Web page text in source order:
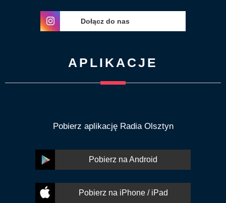
Dołącz do nas
APLIKACJE
Pobierz aplikację Radia Olsztyn
Pobierz na Android
Pobierz na iPhone / iPad